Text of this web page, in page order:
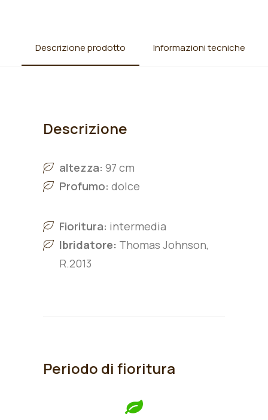
Descrizione prodotto Informazioni tecniche
Descrizione
altezza: 97 cm
Profumo: dolce
Fioritura: intermedia
Ibridatore: Thomas Johnson,
R.2013
Periodo di fioritura